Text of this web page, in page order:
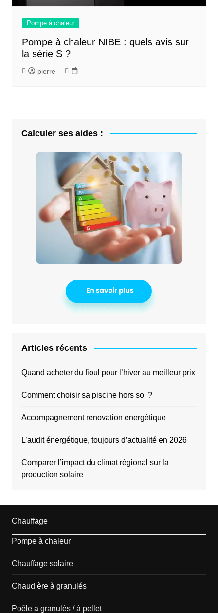
Pompe à chaleur
Pompe à chaleur NIBE : quels avis sur
la série S ?
pierre
Calculer ses aides :
Articles récents
Quand acheter du fioul pour l’hiver au meilleur prix
Comment choisir sa piscine hors sol ?
Accompagnement rénovation énergétique
L’audit énergétique, toujours d’actualité en 2026
Comparer l’impact du climat régional sur la
production solaire
Chauffage
Pompe à chaleur
Chauffage solaire
Chaudière à granulés
Poêle à granulés / à pellet